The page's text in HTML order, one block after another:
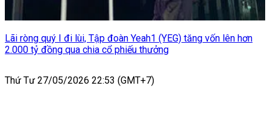
Lãi ròng quý I đi lùi, Tập đoàn Yeah1 (YEG) tăng vốn lên hơn
2.000 tỷ đồng qua chia cổ phiếu thưởng
Thứ Tư 27/05/2026 22:53 (GMT+7)